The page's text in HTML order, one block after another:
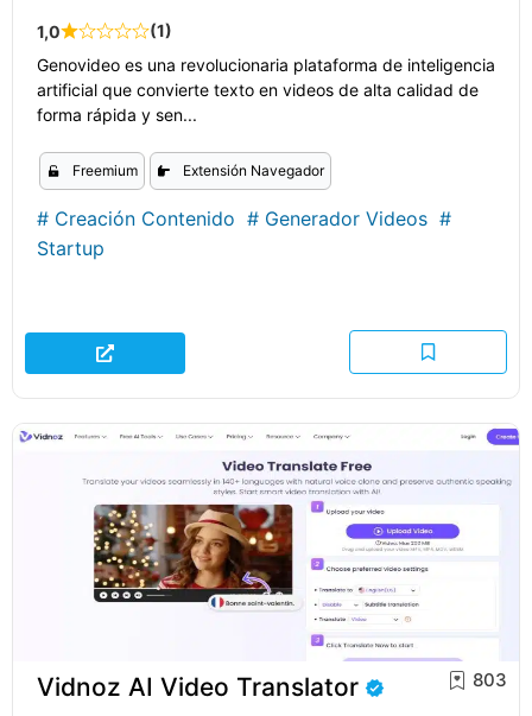
1,0 (1)
Genovideo es una revolucionaria plataforma de inteligencia
artificial que convierte texto en videos de alta calidad de
forma rápida y sen...
Freemium Extensión Navegador
# Creación Contenido # Generador Videos #
Startup
Vidnoz AI Video Translator 803